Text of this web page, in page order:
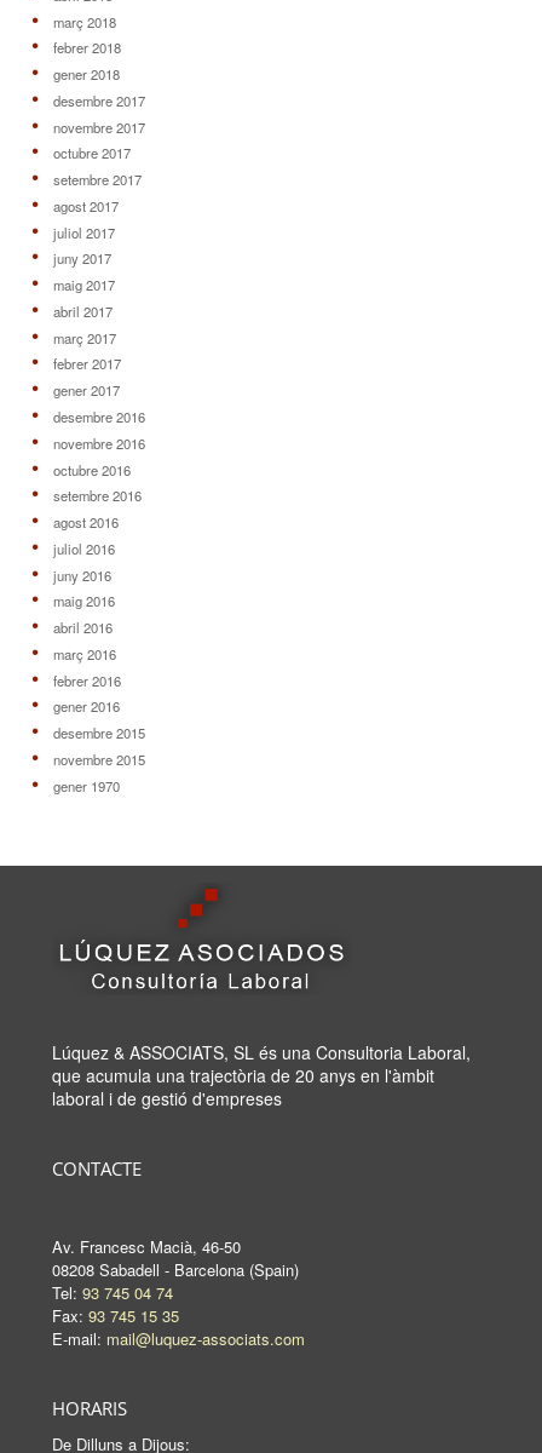
març 2018
febrer 2018
gener 2018
desembre 2017
novembre 2017
octubre 2017
setembre 2017
agost 2017
juliol 2017
juny 2017
maig 2017
abril 2017
març 2017
febrer 2017
gener 2017
desembre 2016
novembre 2016
octubre 2016
setembre 2016
agost 2016
juliol 2016
juny 2016
maig 2016
abril 2016
març 2016
febrer 2016
gener 2016
desembre 2015
novembre 2015
gener 1970
Lúquez & ASSOCIATS, SL és una Consultoria Laboral,
que acumula una trajectòria de 20 anys en l'àmbit
laboral i de gestió d'empreses
CONTACTE
Av. Francesc Macià, 46-50
08208 Sabadell - Barcelona (Spain)
Tel: 93 745 04 74
Fax: 93 745 15 35
E-mail: mail@luquez-associats.com
HORARIS
De Dilluns a Dijous: